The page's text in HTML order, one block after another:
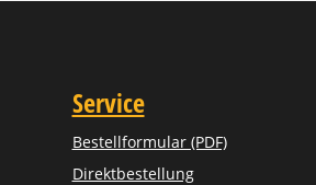
Service
Bestellformular (PDF)
Direktbestellung